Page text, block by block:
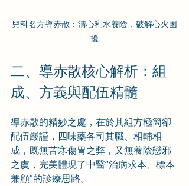
兒科名方導赤散：清心利水養陰，破解心火困
擾
二、導赤散核心解析：組
成、方義與配伍精髓
導赤散的精妙之處，在於其組方極簡卻
配伍嚴謹，四味藥各司其職、相輔相
成，既無苦寒傷胃之弊，又無養陰戀邪
之虞，完美體現了中醫“治病求本、標本
兼顧”的診療思路。